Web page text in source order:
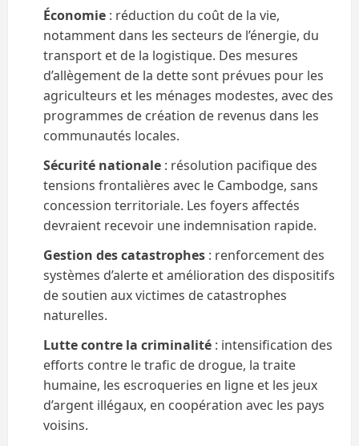
Économie : réduction du coût de la vie,
notamment dans les secteurs de l’énergie, du
transport et de la logistique. Des mesures
d’allègement de la dette sont prévues pour les
agriculteurs et les ménages modestes, avec des
programmes de création de revenus dans les
communautés locales.
Sécurité nationale : résolution pacifique des
tensions frontalières avec le Cambodge, sans
concession territoriale. Les foyers affectés
devraient recevoir une indemnisation rapide.
Gestion des catastrophes : renforcement des
systèmes d’alerte et amélioration des dispositifs
de soutien aux victimes de catastrophes
naturelles.
Lutte contre la criminalité : intensification des
efforts contre le trafic de drogue, la traite
humaine, les escroqueries en ligne et les jeux
d’argent illégaux, en coopération avec les pays
voisins.